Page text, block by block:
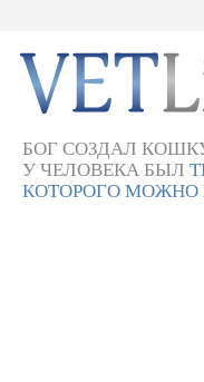
БОГ СОЗДАЛ
У ЧЕЛОВЕКА БЫЛ
КОТОРОГО МОЖНО